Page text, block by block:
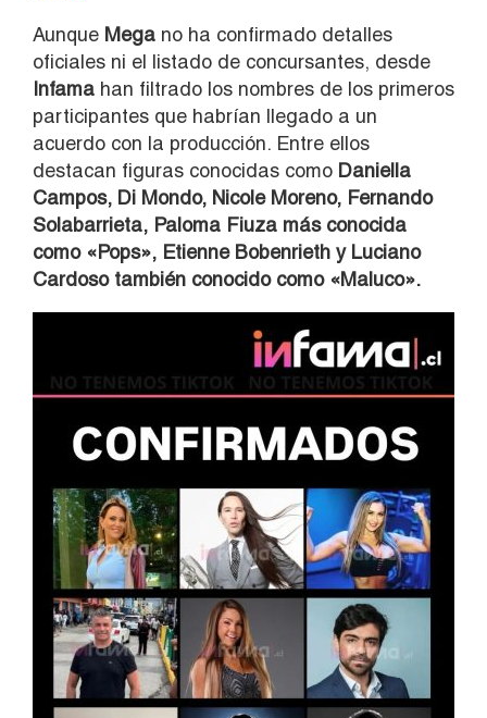
Aunque Mega no ha confirmado detalles
oficiales ni el listado de concursantes, desde
Infama han filtrado los nombres de los primeros
participantes que habrían llegado a un
acuerdo con la producción. Entre ellos
destacan figuras conocidas como Daniella
Campos, Di Mondo, Nicole Moreno, Fernando
Solabarrieta, Paloma Fiuza más conocida
como «Pops», Etienne Bobenrieth y Luciano
Cardoso también conocido como «Maluco».